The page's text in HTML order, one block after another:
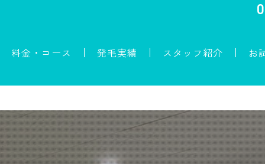
料金・コース 発毛実績 スタッフ紹介 お